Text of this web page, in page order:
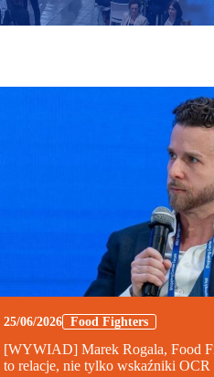
25/06/2026 Food Fighters
[WYWIAD] Marek Rogala, Food
to relacje, nie tylko wskaźniki OCR